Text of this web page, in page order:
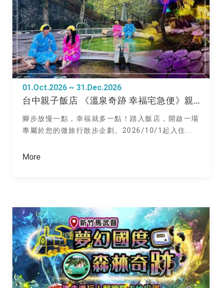
01.Oct.2026 ~ 31.Dec.2026
台中親子飯店 《溫泉奇跡 幸福宅急便》親子泡湯 x 幸福任務，解鎖驚喜好禮
腳步放慢一點，幸福就多一點！踏入飯店，開啟一場
專屬於您的微旅行散步企劃。2026/10/1起入住...
More